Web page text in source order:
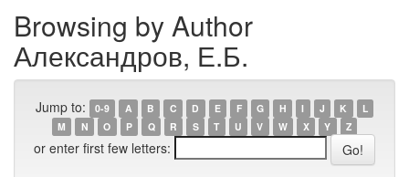
Browsing by Author
Александров, Е.Б.
Jump to: 0-9 A B C D E F G H I J K
L
M
N O P Q R S T U V W X Y Z
or enter first few letters: